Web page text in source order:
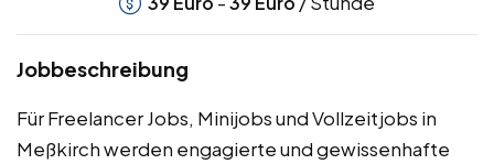
Jobbeschreibung
Für Freelancer Jobs, Minijobs und Vollzeitjobs in
Meßkirch werden engagierte und gewissenhafte